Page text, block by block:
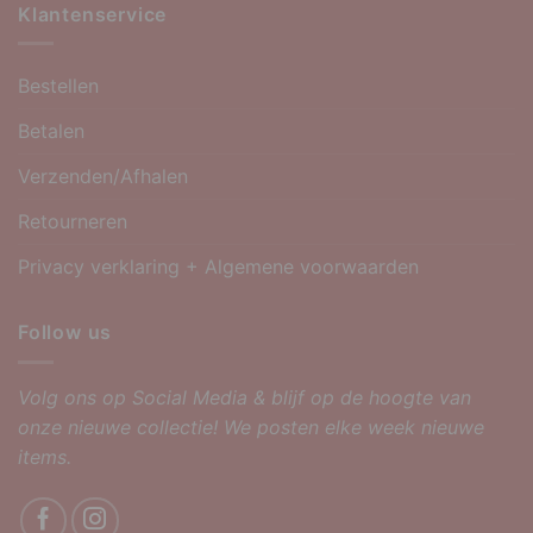
Klantenservice
Bestellen
Betalen
Verzenden/Afhalen
Retourneren
Privacy verklaring + Algemene voorwaarden
Follow us
Volg ons op Social Media & blijf op de hoogte van
onze nieuwe collectie! We posten elke week nieuwe
items.